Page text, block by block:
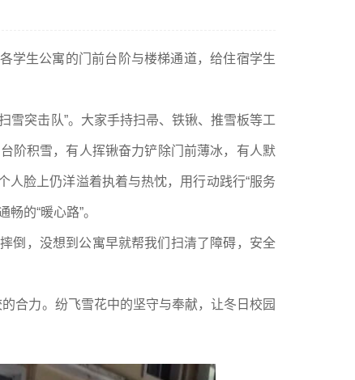
学生公寓的门前台阶与楼梯通道，给住宿学生
雪突击队”。大家手持扫帚、铁锹、推雪板等工
阶积雪，有人挥锹奋力铲除门前薄冰，有人默
脸上仍洋溢着执着与热忱，用行动践行“服务
的“暖心路”。
倒，没想到公寓早就帮我们扫清了障碍，安全
合力。纷飞雪花中的坚守与奉献，让冬日校园